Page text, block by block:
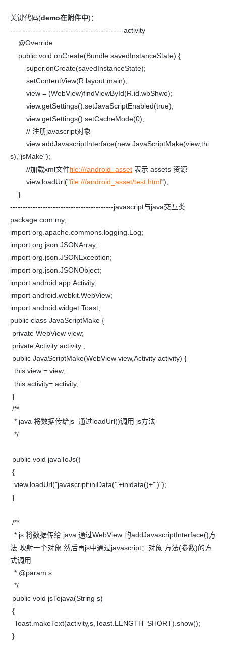
关键代码(demo在附件中)：
---------------------------------------------activity
@Override
public void onCreate(Bundle savedInstanceState) {
super.onCreate(savedInstanceState);
setContentView(R.layout.main);
view = (WebView)findViewById(R.id.wbShwo);
view.getSettings().setJavaScriptEnabled(true);
view.getSettings().setCacheMode(0);
// 注册javascript对象
view.addJavascriptInterface(new JavaScriptMake(view,thi
s),"jsMake");
//加载xml文件file:///android_asset 表示 assets 资源
view.loadUrl("file:///android_asset/test.html");
}
-----------------------------------------javascript与java交互类
package com.my;
import org.apache.commons.logging.Log;
import org.json.JSONArray;
import org.json.JSONException;
import org.json.JSONObject;
import android.app.Activity;
import android.webkit.WebView;
import android.widget.Toast;
public class JavaScriptMake {
private WebView view;
private Activity activity ;
public JavaScriptMake(WebView view,Activity activity) {
this.view = view;
this.activity= activity;
}
/**
* java 将数据传给js 通过loadUrl()调用 js方法
*/
public void javaToJs()
{
view.loadUrl("javascript:iniData('"+inidata()+"')");
}
/**
* js 将数据传给 java 通过WebView 的addJavascriptInterface()方
法 映射一个对象 然后再js中通过javascript：对象.方法(参数)的方
式调用
* @param s
*/
public void jsTojava(String s)
{
Toast.makeText(activity,s,Toast.LENGTH_SHORT).show();
}